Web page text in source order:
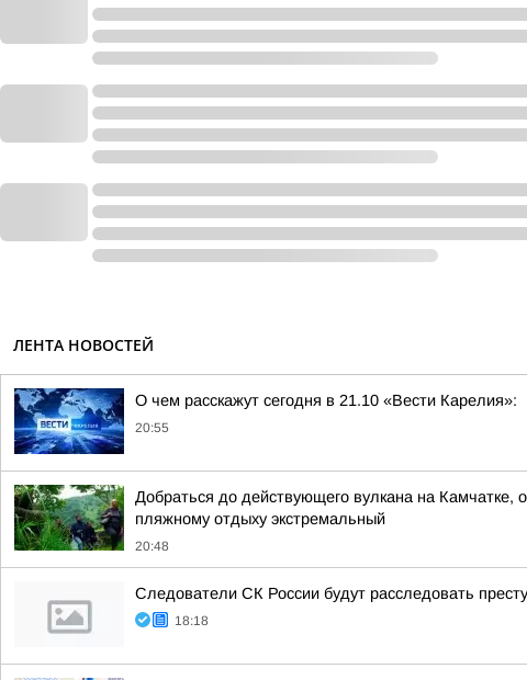
ЛЕНТА НОВОСТЕЙ
О чем расскажут сегодня в 21.10 «Вести Карелия»:
20:55
Добраться до действующего вулкана на
пляжному отдыху экстремальный
20:48
Следователи СК России будут расследовать
18:18